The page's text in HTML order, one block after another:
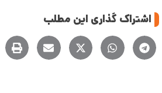
اشتراک گذاری این مطلب